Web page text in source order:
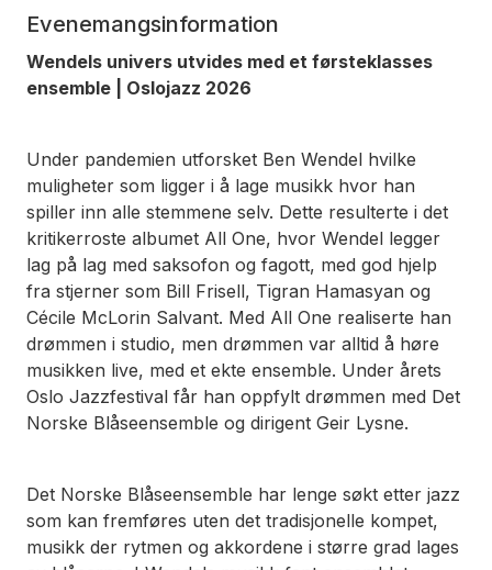
Evenemangsinformation
Wendels univers utvides med et førsteklasses
ensemble | Oslojazz 2026
Under pandemien utforsket Ben Wendel hvilke
muligheter som ligger i å lage musikk hvor han
spiller inn alle stemmene selv. Dette resulterte i det
kritikerroste albumet All One, hvor Wendel legger
lag på lag med saksofon og fagott, med god hjelp
fra stjerner som Bill Frisell, Tigran Hamasyan og
Cécile McLorin Salvant. Med All One realiserte han
drømmen i studio, men drømmen var alltid å høre
musikken live, med et ekte ensemble. Under årets
Oslo Jazzfestival får han oppfylt drømmen med Det
Norske Blåseensemble og dirigent Geir Lysne.
Det Norske Blåseensemble har lenge søkt etter jazz
som kan fremføres uten det tradisjonelle kompet,
musikk der rytmen og akkordene i større grad lages